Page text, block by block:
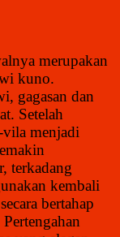
merupakan
kuno.
gagasan dan
Setelah
menjadi
terkadang
kembali
bertahap